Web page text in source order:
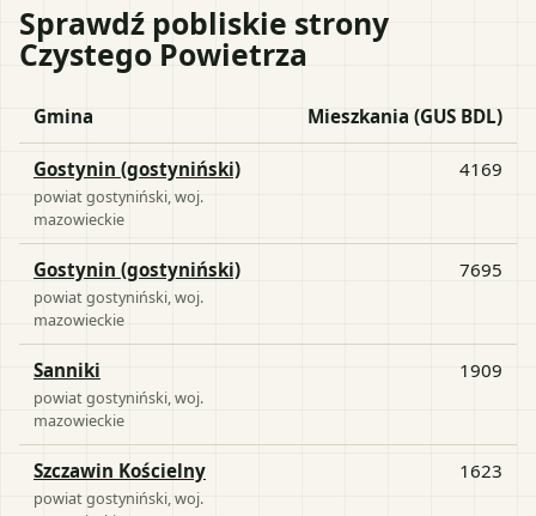
Sprawdź pobliskie strony
Czystego Powietrza
Gmina Mieszkania (GUS BDL)
Gostynin (gostyniński)
powiatgostyniński , woj.
mazowieckie
4169
Gostynin (gostyniński)
powiatgostyniński , woj.
mazowieckie
7695
Sanniki
powiatgostyniński , woj.
mazowieckie
1909
Szczawin Kościelny
powiatgostyniński , woj.
1623